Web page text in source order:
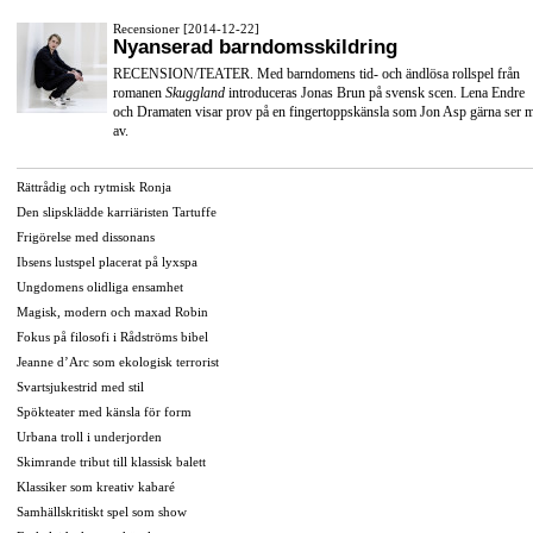
Recensioner [2014-12-22]
Nyanserad barndomsskildring
RECENSION/TEATER. Med barndomens tid- och ändlösa rollspel från
romanen Skuggland introduceras Jonas Brun på svensk scen. Lena Endre
och Dramaten visar prov på en fingertoppskänsla som Jon Asp gärna ser
av.
Rättrådig och rytmisk Ronja
Den slipsklädde karriäristen Tartuffe
Frigörelse med dissonans
Ibsens lustspel placerat på lyxspa
Ungdomens olidliga ensamhet
Magisk, modern och maxad Robin
Fokus på filosofi i Rådströms bibel
Jeanne d’Arc som ekologisk terrorist
Svartsjukestrid med stil
Spökteater med känsla för form
Urbana troll i underjorden
Skimrande tribut till klassisk balett
Klassiker som kreativ kabaré
Samhällskritiskt spel som show